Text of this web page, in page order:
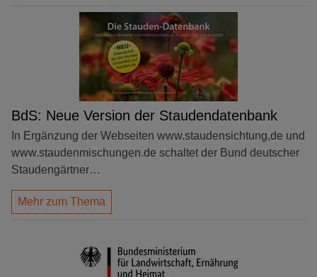
BdS: Neue Version der Staudendatenbank
In Ergänzung der Webseiten www.staudensichtung,de und
www.staudenmischungen.de schaltet der Bund deutscher
Staudengärtner…
Mehr zum Thema